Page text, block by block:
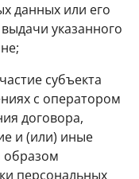
данных или его
указанного
субъекта
с оператором
договора,
и (или) иные
образом
персональных